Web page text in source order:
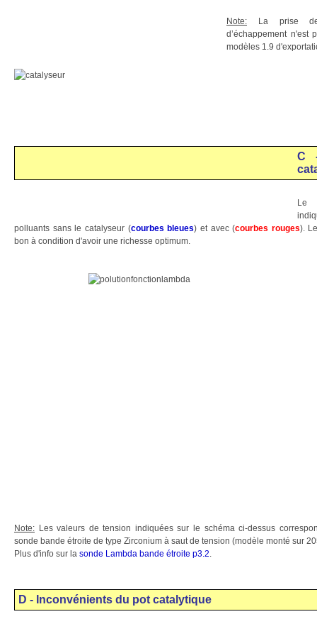
Note: La prise
d’échappement n'est
modèles 1.9
C
Le
polluants sans le catalyseur (courbes bleues) et avec (courbes rouges).
bon à condition d'avoir une richesse optimum.
Note: Les valeurs de tension indiquées sur le schéma ci-dessus
sonde bande étroite de type Zirconium à saut de tension (modèle monté sur
Plus d'info sur la sonde Lambda bande étroite p3.2.
D - Inconvénients du pot catalytique